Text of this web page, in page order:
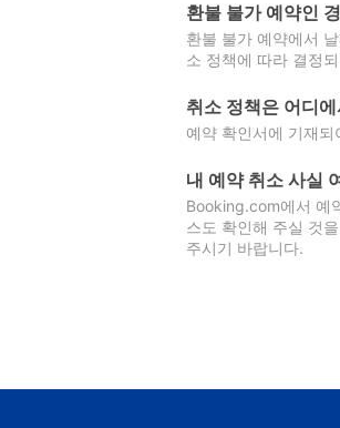
환불 불가 예약인
환불 불가 예약에서
소 정책에 따라 결정
취소 정책은 어디
예약 확인서에 기재되
내 예약 취소 사실
Booking.com에서 예
스도 확인해 주실 것
주시기 바랍니다.